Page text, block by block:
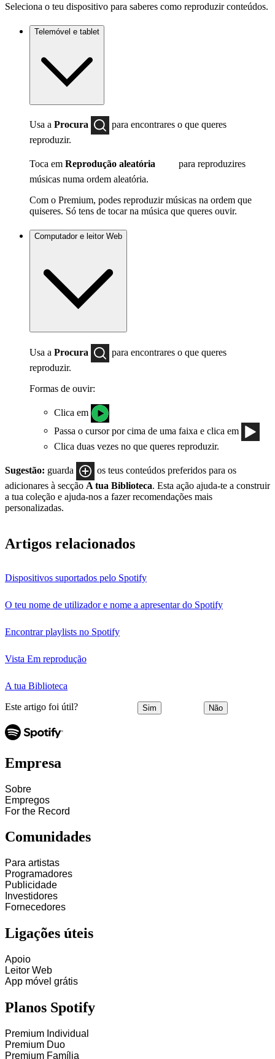
Seleciona o teu dispositivo para saberes como reproduzir conteúdos.
Telemóvel e tablet
Usa a Procura
para encontrares o que queres
reproduzir.
Toca em Reprodução aleatória
para reproduzires
músicas numa ordem aleatória.
Com o Premium, podes reproduzir músicas na ordem que
quiseres. Só tens de tocar na música que queres ouvir.
Computador e leitor Web
Usa a Procura
para encontrares o que queres
reproduzir.
Formas de ouvir:
Clica em
Passa o cursor por cima de uma faixa e clica em
Clica duas vezes no que queres reproduzir.
Sugestão: guarda
os teus conteúdos preferidos para os
adicionares à secção A tua Biblioteca. Esta ação ajuda-te a construir
a tua coleção e ajuda-nos a fazer recomendações mais
personalizadas.
Artigos relacionados
Dispositivos suportados pelo Spotify
O teu nome de utilizador e nome a apresentar do Spotify
Encontrar playlists no Spotify
Vista Em reprodução
A tua Biblioteca
Este artigo foi útil? Sim Não
Empresa
Sobre
Empregos
For the Record
Comunidades
Para artistas
Programadores
Publicidade
Investidores
Fornecedores
Ligações úteis
Apoio
Leitor Web
App móvel grátis
Planos Spotify
Premium Individual
Premium Duo
Premium Família